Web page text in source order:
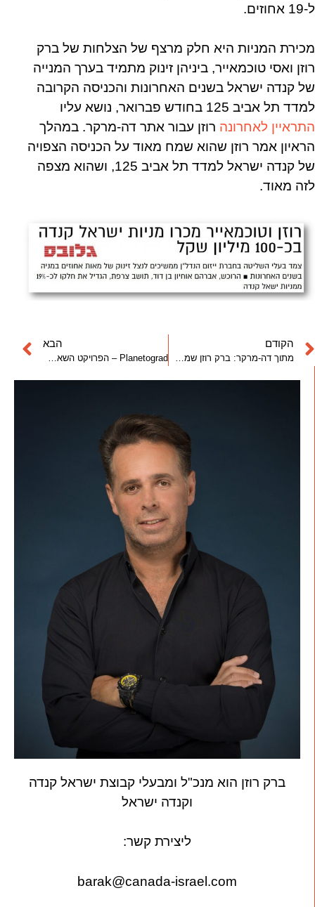
ל-19 אחוזים.
מכירת המניות היא חלק מרצף של הצלחות של ברק
רוזן ואסי טוכמאייר, ביניהן זינוק מתמיד בערך המנייה
של קנדה ישראל בשנים האחרונות והכניסה הקרובה
למדד תל אביב 125 בחודש פברואר, נושא עליו
התראיין לאחרונה רוזן עבור אתר דה-מרקר. במהלך
הראיון אמר רוזן שהוא שמח מאוד על הכניסה הצפויה
של קנדה ישראל למדד תל אביב 125, ושהוא מצפה
לזה מאוד.
הקודם
מתוך דה-מרקר: ברק רוזן שמח על ההצטרפות למדד 125
הבא
Planetograd – הפרויקט השאפתני של קנדה ישראל ברוסיה
ברק רוזן הוא מנכ"ל ומבעלי קבוצת ישראל קנדה
וקנדה ישראל
ליצירת קשר:
barak@canada-israel.com